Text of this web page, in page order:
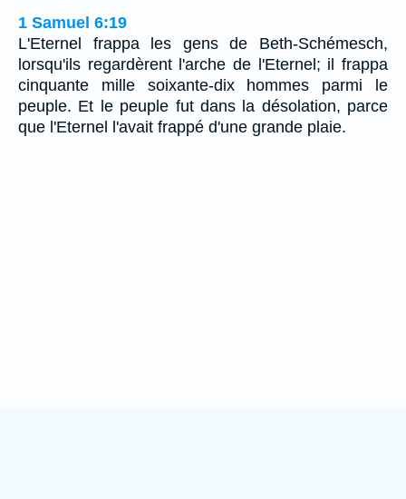
1 Samuel 6:19
L'Eternel frappa les gens de Beth-Schémesch,
lorsqu'ils regardèrent l'arche de l'Eternel; il frappa
cinquante mille soixante-dix hommes parmi le
peuple. Et le peuple fut dans la désolation, parce
que l'Eternel l'avait frappé d'une grande plaie.